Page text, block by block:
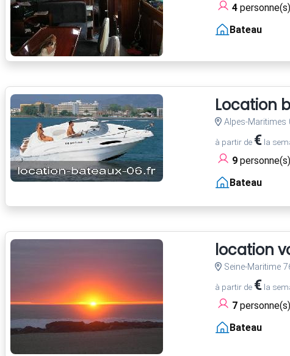
4personne(s)
Bateau
Location
Alpes-Maritimes
à partir de €la
9personne(s)
Bateau
location
Seine-Maritime
à partir de €la
7personne(s)
Bateau